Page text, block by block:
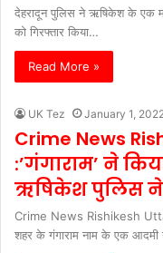
देहरादून पुलिस ने ऋषिकेश के एक
को गिरफ्तार किया…
Read More »
UK Tez January 1,
Crime News
:’गंगाराम’ ने
ऋषिकेश पुलिस ने
Crime News Rishikesh
शहर के गंगाराम नाम के एक